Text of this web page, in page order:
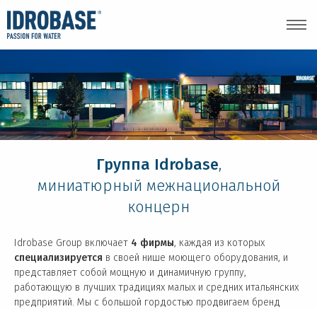
Группа Idrobase,
миниатюрный межнациональной
концерн
Idrobase Group включает 4 фирмы, каждая из которых
специализируется в своей нише моющего оборудования, и
представляет собой мощную и динамичную группу,
работающую в лучших традициях малых и средних итальянских
предприятий. Мы с большой гордостью продвигаем бренд